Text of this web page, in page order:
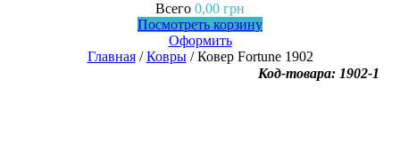
Всего 0,00 грн
Посмотреть корзину
Оформить
Главная/Ковры/ Ковер Fortune 1902
Код-товара: 1902-1